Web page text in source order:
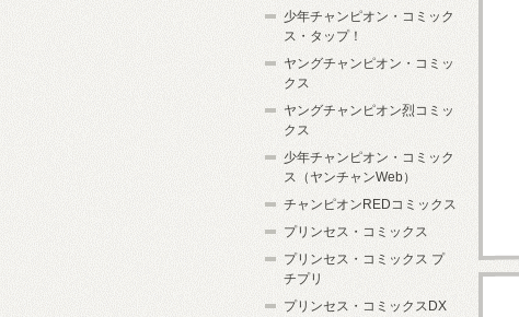
少年チャンピオン・コミック
ス・タップ！
ヤングチャンピオン・コミッ
クス
ヤングチャンピオン烈コミッ
クス
少年チャンピオン・コミック
ス（ヤンチャンWeb）
チャンピオンREDコミックス
プリンセス・コミックス
プリンセス・コミックス プ
チプリ
プリンセス・コミックスDX